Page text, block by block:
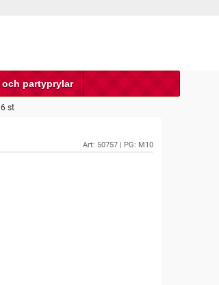
och partyprylar
st
Art: 50757 | PG: M10